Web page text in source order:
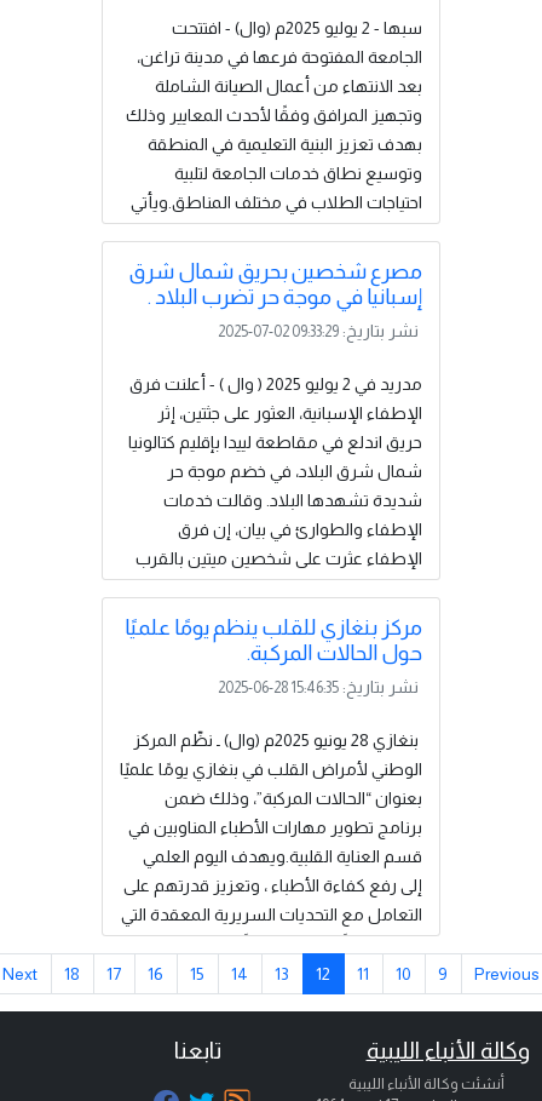
المناسبة وتفسير النتائج بدقة، بما يضمن
موثوقية الدراسة وقابليتها للنشر في
المجلات العلمية المحكمة. كما تم تسليط
سبها - 2 يوليو 2025م (وال) - افتتحت
الجامعة المفتوحة فرعها في مدينة تراغن،
بعد الانتهاء من أعمال الصيانة الشاملة
وتجهيز المرافق وفقًا لأحدث المعايير وذلك
بهدف تعزيز البنية التعليمية في المنطقة
وتوسيع نطاق خدمات الجامعة لتلبية
احتياجات الطلاب في مختلف المناطق.ويأتي
الجامعة المفتوحة سبها لتوفير بيئة تعليمية
مهيأة للطلاب، مما يساهم في تمكينهم
من متابعة تعليمهم في ظروف مناسبة
وفقًا لأعلى مستويات الجودة. كما يعكس
هذا التوجه جزءًا من رؤية الجامعة التي تسعى
إلى تعزيز...
إقرأ المزيد
مصرع شخصين بحريق شمال شرق
إسبانيا في موجة حر تضرب البلاد .
نشر بتاريخ:2025-07-02 09:33:29
مدريد في 2 يوليو 2025 ( وال ) - أعلنت فرق
الإطفاء الإسبانية، العثور على جثتين، إثر
حريق اندلع في مقاطعة لييدا بإقليم كتالونيا
شمال شرق البلاد، في خضم موجة حر
شديدة تشهدها البلاد. وقالت خدمات
الإطفاء والطوارئ في بيان، إن فرق
الإطفاء عثرت على شخصين ميتين بالقرب
ساعات قليلة من ذلك وفاة طفل يبلغ من
العمر عامين بعدما ترك ساعات عدة في
سيارة مركونة تحت أشعة الشمس في
مدينة فالس، شمال تاراغونا. وأمرت
سلطات الإقليم حوالي 14 ألف شخص
بملازمة منازلهم بسبب هذا الحريق وحريق
آخر اندلع في نفس الوقت تقريبا في
مقاطعة لييدا. ...
إقرأ المزيد
مركز بنغازي للقلب ينظم يومًا علميًا
حول الحالات المركبة.
نشر بتاريخ:2025-06-28 15:46:35
بنغازي 28 يونيو 2025م (وال) ـ نظّم المركز
الوطني لأمراض القلب في بنغازي يومًا علميًا
بعنوان “الحالات المركبة”، وذلك ضمن
برنامج تطوير مهارات الأطباء المناوبين في
قسم العناية القلبية.ويهدف اليوم العلمي
إلى رفع كفاءة الأطباء ، وتعزيز قدرتهم على
التعامل مع التحديات السريرية المعقدة التي
تخصصات طبية من خلال مراجعة أحدث
بين أمراض القلب والكلى والغدد الصماء.
وأوضحت استشارية أمراض...
إقرأ المزيد
10
12
13
14
15
16
17
18
Next
وكالة الأنباء الليبية
أنشئت وكالة الأنباء الليبية
تابعنا